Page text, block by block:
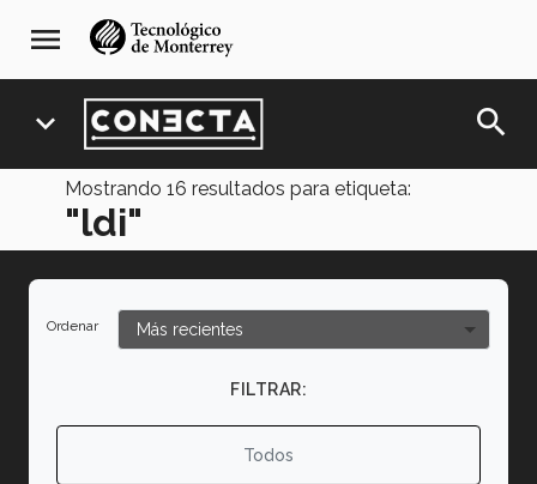
navegación
principal
menu
expand_more search
Mostrando 16 resultados para etiqueta:
"ldi"
Ordenar
FILTRAR:
Todos